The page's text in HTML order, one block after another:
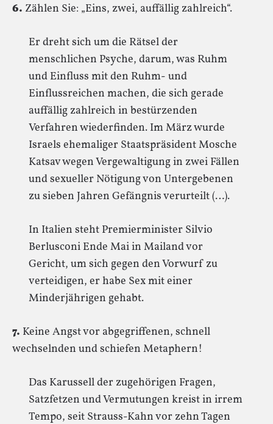
6. Zählen Sie: „Eins, zwei, auffällig zahlreich“.
Er dreht sich um die Rätsel der
menschlichen Psyche, darum, was Ruhm
und Einfluss mit den Ruhm- und
Einflussreichen machen, die sich gerade
auffällig zahlreich in bestürzenden
Verfahren wiederfinden. Im März wurde
Israels ehemaliger Staatspräsident Mosche
Katsav wegen Vergewaltigung in zwei Fällen
und sexueller Nötigung von Untergebenen
zu sieben Jahren Gefängnis verurteilt (…).
In Italien steht Premierminister Silvio
Berlusconi Ende Mai in Mailand vor
Gericht, um sich gegen den Vorwurf zu
verteidigen, er habe Sex mit einer
Minderjährigen gehabt.
7. Keine Angst vor abgegriffenen, schnell
wechselnden und schiefen Metaphern!
Das Karussell der zugehörigen Fragen,
Satzfetzen und Vermutungen kreist in irrem
Tempo, seit Strauss-Kahn vor zehn Tagen